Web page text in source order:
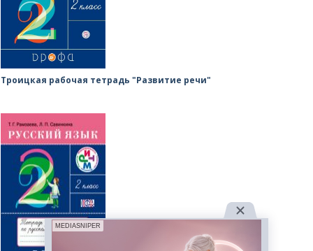
Троицкая рабочая тетрадь "Развитие речи"
MEDIASNIPER